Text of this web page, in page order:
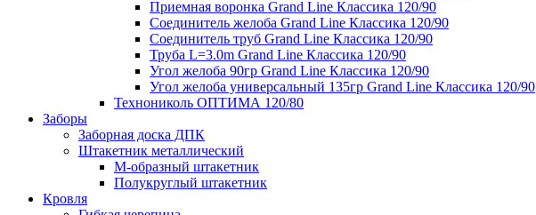
Приемная воронка Grand Line Классика 120/90
Соединитель желоба Grand Line Классика 120/90
Соединитель труб Grand Line Классика 120/90
Труба L=3.0m Grand Line Классика 120/90
Угол желоба 90гр Grand Line Классика 120/90
Угол желоба универсальный 135гр Grand Line Классика 120/90
Технониколь ОПТИМА 120/80
Заборы
Заборная доска ДПК
Штакетник металлический
М-образный штакетник
Полукруглый штакетник
Кровля